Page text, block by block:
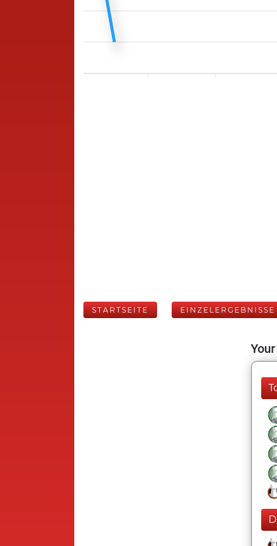
STARTSEITE EINZELERGEBNISSE